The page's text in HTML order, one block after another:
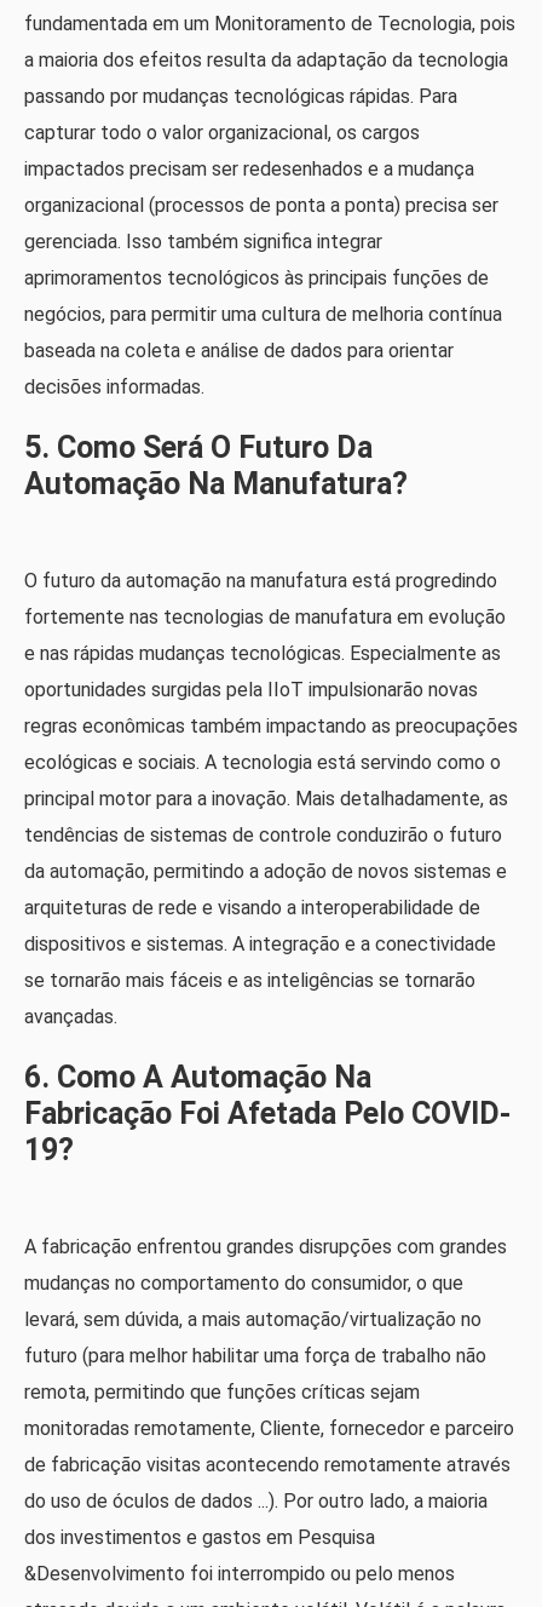
fundamentada em um Monitoramento de Tecnologia, pois
a maioria dos efeitos resulta da adaptação da tecnologia
passando por mudanças tecnológicas rápidas. Para
capturar todo o valor organizacional, os cargos
impactados precisam ser redesenhados e a mudança
organizacional (processos de ponta a ponta) precisa ser
gerenciada. Isso também significa integrar
aprimoramentos tecnológicos às principais funções de
negócios, para permitir uma cultura de melhoria contínua
baseada na coleta e análise de dados para orientar
decisões informadas.
5. Como Será O Futuro Da
Automação Na Manufatura?
O futuro da automação na manufatura está progredindo
fortemente nas tecnologias de manufatura em evolução
e nas rápidas mudanças tecnológicas. Especialmente as
oportunidades surgidas pela IIoT impulsionarão novas
regras econômicas também impactando as preocupações
ecológicas e sociais. A tecnologia está servindo como o
principal motor para a inovação. Mais detalhadamente, as
tendências de sistemas de controle conduzirão o futuro
da automação, permitindo a adoção de novos sistemas e
arquiteturas de rede e visando a interoperabilidade de
dispositivos e sistemas. A integração e a conectividade
se tornarão mais fáceis e as inteligências se tornarão
avançadas.
6. Como A Automação Na
Fabricação Foi Afetada Pelo COVID-
19?
A fabricação enfrentou grandes disrupções com grandes
mudanças no comportamento do consumidor, o que
levará, sem dúvida, a mais automação/virtualização no
futuro (para melhor habilitar uma força de trabalho não
remota, permitindo que funções críticas sejam
monitoradas remotamente, Cliente, fornecedor e parceiro
de fabricação visitas acontecendo remotamente através
do uso de óculos de dados ...). Por outro lado, a maioria
dos investimentos e gastos em Pesquisa
&Desenvolvimento foi interrompido ou pelo menos